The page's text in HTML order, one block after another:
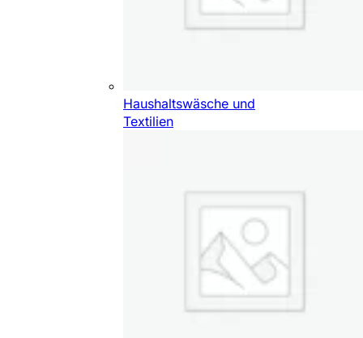
Haushaltswäsche und
Textilien